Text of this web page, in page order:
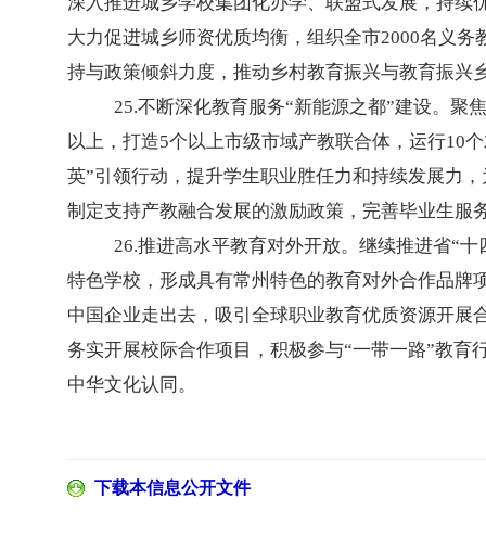
大力促进城乡师资优质均衡，组织全市2000名义
持与政策倾斜力度，推动乡村教育振兴与教育振兴
25.不断深化教育服务“新能源之都”建设。聚
以上，打造5个以上市级市域产教联合体，运行10
英”引领行动，提升学生职业胜任力和持续发展力
制定支持产教融合发展的激励政策，完善毕业生
26.推进高水平教育对外开放。继续推进省“
特色学校，形成具有常州特色的教育对外合作品牌
中国企业走出去，吸引全球职业教育优质资源开
务实开展校际合作项目，积极参与“一带一路”教
中华文化认同。
下载本信息公开文件